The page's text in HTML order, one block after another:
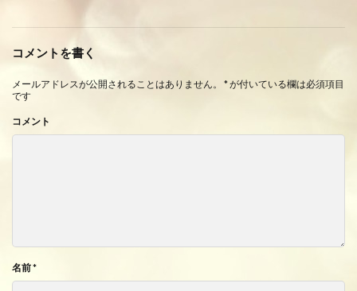
コメントを書く
メールアドレスが公開されることはありません。 *が付いている欄は必須項目
です
コメント
名前*